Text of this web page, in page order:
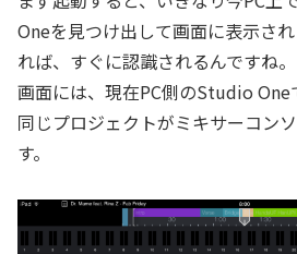
Oneを見つけ出して画面に表示さ
れば、すぐに認識されるんですね
画面には、現在PC側のStudio One
同じプロジェクトがミキサーコン
す。